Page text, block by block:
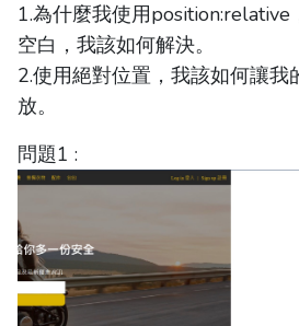
1.為什麼我使用position:relative
空白，我該如何解決。
2.使用絕對位置，我該如何讓我
放。
問題1 :